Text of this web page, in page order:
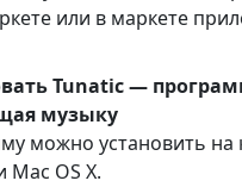
или в маркете
Tunatic —
музыку
можно установить на
OS X.